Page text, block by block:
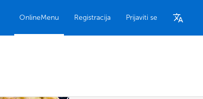
OnlineMenu Registracija Prijaviti se